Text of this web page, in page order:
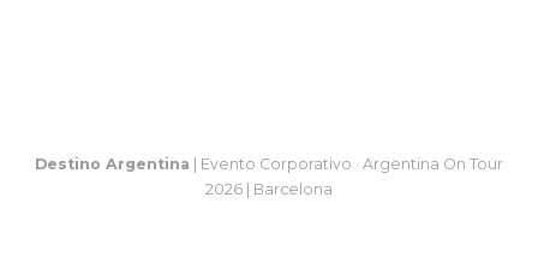
Destino Argentina | Evento Corporativo · Argentina On Tour
2026 | Barcelona